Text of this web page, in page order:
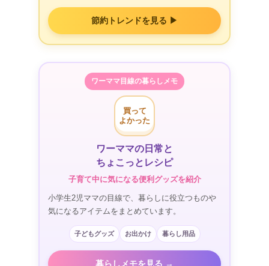
節約トレンドを見る ▶
ワーママ目線の暮らしメモ
買って
よかった
ワーママの日常と
ちょこっとレシピ
子育て中に気になる便利グッズを紹介
小学生2児ママの目線で、暮らしに役立つものや
気になるアイテムをまとめています。
子どもグッズ お出かけ 暮らし用品
暮らしメモを見る →